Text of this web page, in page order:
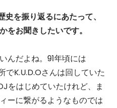
を振り返るにあたって、
をお聞きしたいです。
んだよね。91年頃には
K.U.D.Oさんは回していた
をはじめていたけれど、ま
ーに繋がるようなものでは